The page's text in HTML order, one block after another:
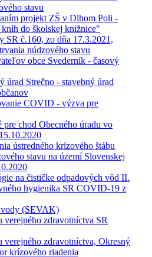
stavu
projekt ZŠ v Dlhom Poli -
do školskej knižnice"
SR č.160, zo dňa 17.3.2021,
núdzového stavu
obce Svederník - časový
úrad Strečno - stavebný úrad
COVID - výzva pre
pre chod Obecného úradu vo
ústredného krízového štábu
stavu na území Slovenskej
na čističke odpadových vôd II.
hygienika SR COVID-19 z
vody (SEVAK)
verejného zdravotníctva SR
verejného zdravotníctva, Okresný
krízového riadenia